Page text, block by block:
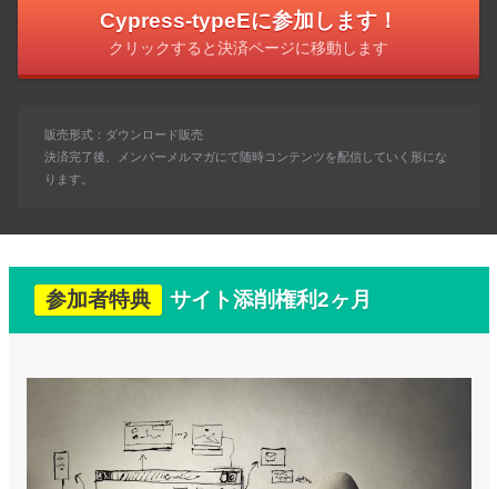
Cypress-typeEに参加します！
クリックすると決済ページに移動します
販売形式：ダウンロード販売
決済完了後、メンバーメルマガにて随時コンテンツを配信していく形にな
ります。
参加者特典 サイト添削権利2ヶ月